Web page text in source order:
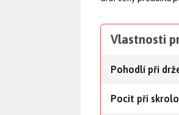
Vlastnosti
Pohodlí při
Pocit při